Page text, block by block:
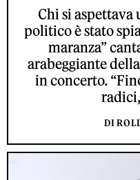
Chi si aspettava
politico è stato
maranza”
arabeggiante
in concerto.
DI